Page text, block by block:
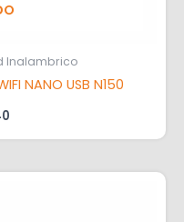
Inalambrico
NANO USB N150